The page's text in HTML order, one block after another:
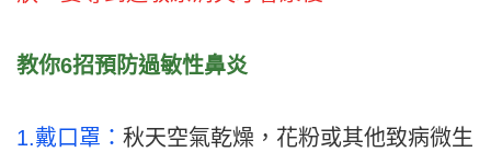
教你6招預防過敏性鼻炎
1.戴口罩： 秋天空氣乾燥，花粉或其他致病微生